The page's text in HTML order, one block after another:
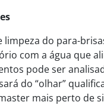
limpeza do para-
com a água que
pode ser
do “olhar”
mais perto de